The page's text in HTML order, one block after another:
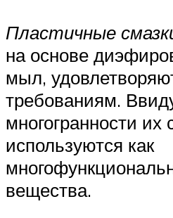
Пластичные
на основе
мыл,
требованиям.
многогранности их
используются как
вещества.